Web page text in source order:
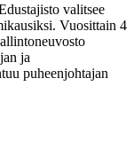
valitsee
Vuosittain 4
ja
puheenjohtajan